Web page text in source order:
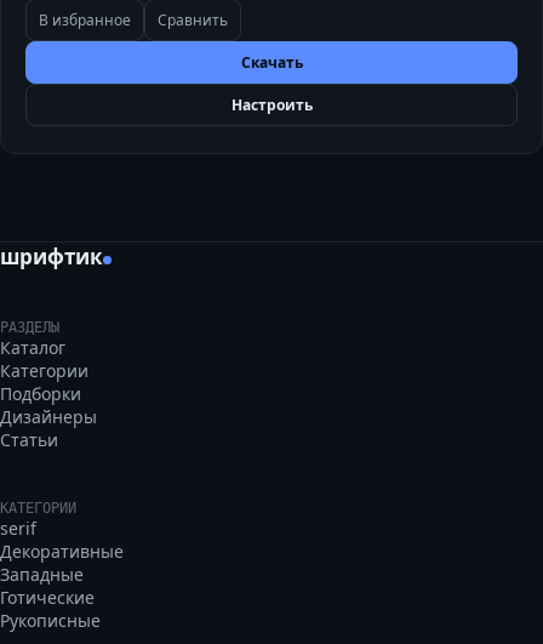
В избранное Сравнить
Скачать
Настроить
шрифтик
РАЗДЕЛЫ
Каталог
Категории
Подборки
Дизайнеры
Статьи
КАТЕГОРИИ
serif
Декоративные
Западные
Готические
Рукописные